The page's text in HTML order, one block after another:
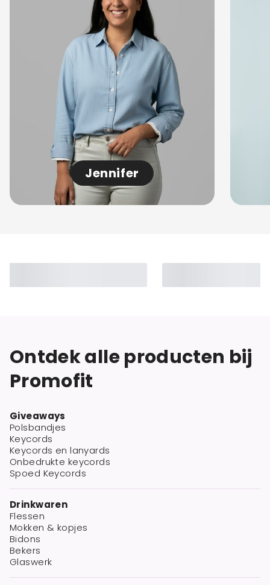
Jennifer
Ontdek alle producten bij
Promofit
Giveaways
Polsbandjes
Keycords
Keycords en lanyards
Onbedrukte keycords
Spoed Keycords
Drinkwaren
Flessen
Mokken & kopjes
Bidons
Bekers
Glaswerk